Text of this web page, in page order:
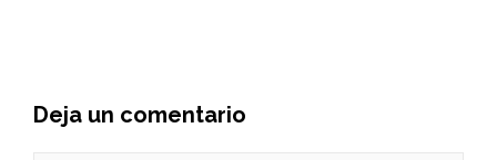
Deja un comentario